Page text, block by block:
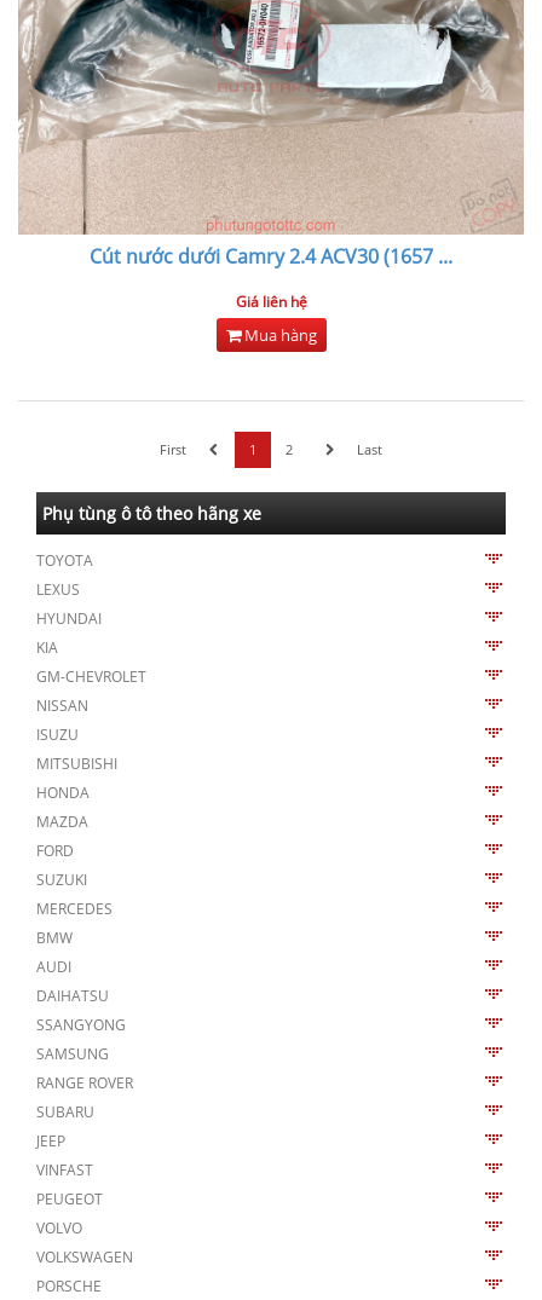
Cút nước dưới Camry 2.4 ACV30 (1657 ...
Giá liên hệ
Mua hàng
First 1 2 Last
Phụ tùng ô tô theo hãng xe
TOYOTA
LEXUS
HYUNDAI
KIA
GM-CHEVROLET
NISSAN
ISUZU
MITSUBISHI
HONDA
MAZDA
FORD
SUZUKI
MERCEDES
BMW
AUDI
DAIHATSU
SSANGYONG
SAMSUNG
RANGE ROVER
SUBARU
JEEP
VINFAST
PEUGEOT
VOLVO
VOLKSWAGEN
PORSCHE